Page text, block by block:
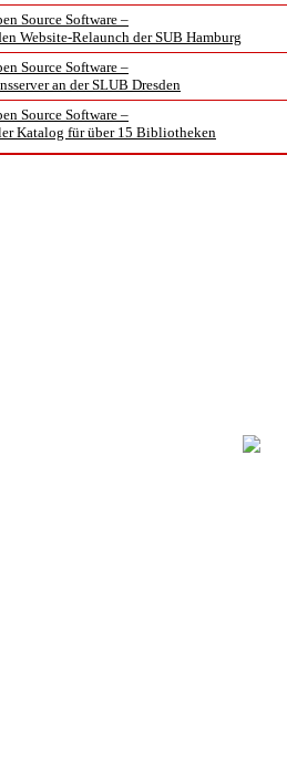
Source Software –
Website-Relaunch der SUB Hamburg
Source Software –
an der SLUB Dresden
Source Software –
Katalog für über 15 Bibliotheken